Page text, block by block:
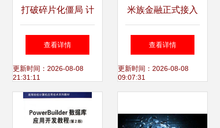
打破碎片化僵局 计
算机视觉技术如何
从“鸡肋”迈向“利器”
查看详情
更新时间：2026-08-08
21:31:11
米族金融正式接入
国家互联网应急中
心实时数据报送系
查看详情
更新时间：2026-08-08
09:07:31